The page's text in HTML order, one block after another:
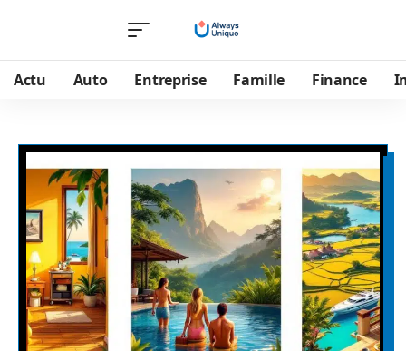
Actu Auto Entreprise Famille Finance